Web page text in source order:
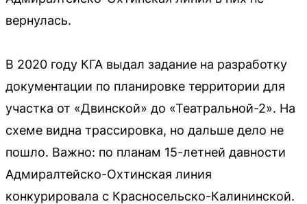
вернулась.
В 2020 году КГА выдал задание на разработку
документации по планировке территории для
участка от «Двинской» до «Театральной-2». На
схеме видна трассировка, но дальше дело не
пошло. Важно: по планам 15-летней давности
Адмиралтейско-Охтинская линия
конкурировала с Красносельско-Калининской.